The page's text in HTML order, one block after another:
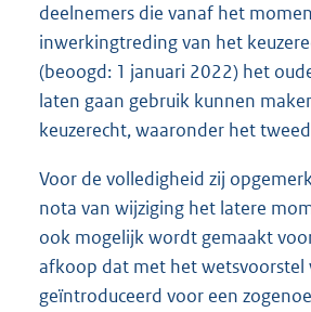
deelnemers die vanaf het
inwerkingtreding van het
(beoogd: 1 januari 2022) het
laten gaan gebruik kunnen
keuzerecht, waaronder het
Voor de volledigheid zij
nota van wijziging het latere
ook mogelijk wordt gemaakt
afkoop dat met het
geïntroduceerd voor een